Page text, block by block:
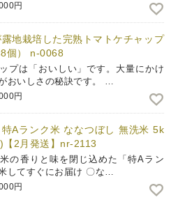
円
地栽培した完熟トマトケチャップ
個） n-0068
プは「おいしい」です。大量にかけ
おいしさの秘訣です。 …
円
Aランク米 ななつぼし 無洗米 5k
2月発送】nr-2113
の香りと味を閉じ込めた「特Aラン
してすぐにお届け 〇な…
円